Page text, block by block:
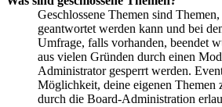
Geschlossene Themen sind
geantwortet werden kann und bei
Umfrage, falls vorhanden, beendet
aus vielen Gründen durch einen
Administrator gesperrt werden.
Möglichkeit, deine eigenen Themen
durch die Board-Administration